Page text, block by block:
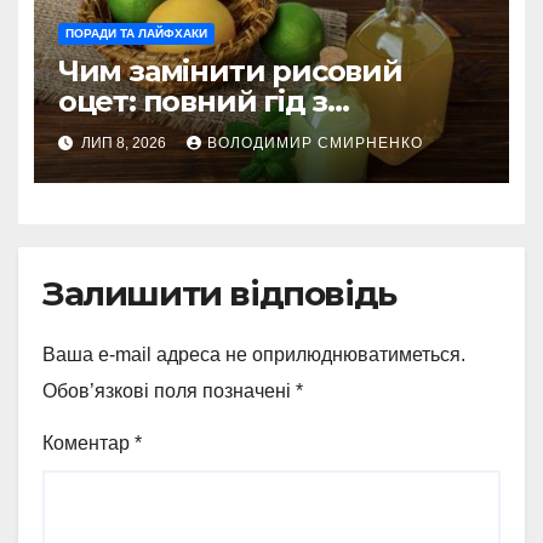
ПОРАДИ ТА ЛАЙФХАКИ
Чим замінити рисовий
оцет: повний гід з
альтернативами
ЛИП 8, 2026 ВОЛОДИМИР СМИРНЕНКО
Залишити відповідь
Ваша e-mail адреса не оприлюднюватиметься.
Обов’язкові поля позначені *
Коментар *